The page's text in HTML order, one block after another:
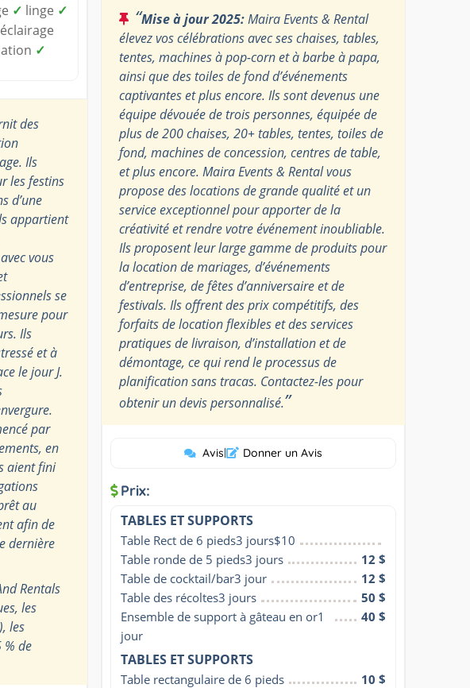
✓ linge ✓
éclairage
✓
des
Ils
les festins
d’une
appartient
vous
se
pour
Ils
et à
le jour J.
par
en
aient fini
au
afin de
dernière
Rentals
les
les
% de
“Mise à jour 2025:Maira Events & Rental
élevez vos célébrations avec ses chaises, tables,
tentes, machines à pop-corn et à barbe à papa,
ainsi que des toiles de fond d’événements
captivantes et plus encore. Ils sont devenus une
équipe dévouée de trois personnes, équipée de
plus de 200 chaises, 20+ tables, tentes, toiles de
fond, machines de concession, centres de table,
et plus encore. Maira Events & Rental vous
propose des locations de grande qualité et un
service exceptionnel pour apporter de la
créativité et rendre votre événement inoubliable.
Ils proposent leur large gamme de produits pour
la location de mariages, d’événements
d’entreprise, de fêtes d’anniversaire et de
festivals. Ils offrent des prix compétitifs, des
forfaits de location flexibles et des services
pratiques de livraison, d’installation et de
démontage, ce qui rend le processus de
planification sans tracas. Contactez-les pour
obtenir un devis personnalisé.”
Avis| Donner un Avis
Prix:
TABLES ET SUPPORTS
Table Rect de 6 pieds3 jours$10
Table ronde de 5 pieds3 jours
12 $
Table de cocktail/bar3 jour
12 $
Table des récoltes3 jours
50 $
Ensemble de support à gâteau en or1
jour
40 $
TABLES ET SUPPORTS
Table rectangulaire de 6 pieds
10 $